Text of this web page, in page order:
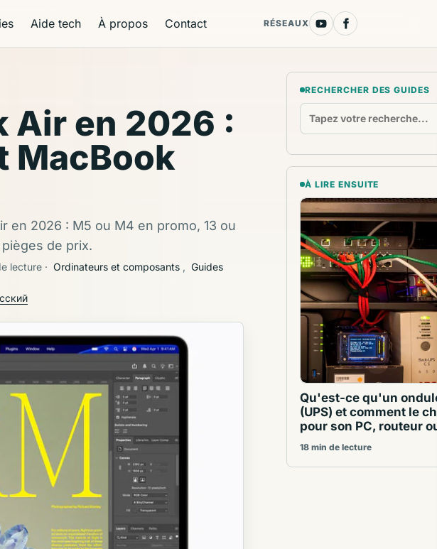
Aide tech À propos Contact RÉSEAUX
Air en 2026 :
MacBook
en 2026 : M5 ou M4 en promo, 13 ou
de prix.
lecture · Ordinateurs et composants , Guides
RECHERCHER DES GUIDES
À LIRE ENSUITE
Qu'est-ce qu'un
(UPS) et comment le
pour son PC, routeur
18 min de lecture